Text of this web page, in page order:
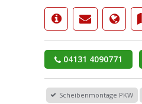
04131 4090771
Scheibenmontage PKW